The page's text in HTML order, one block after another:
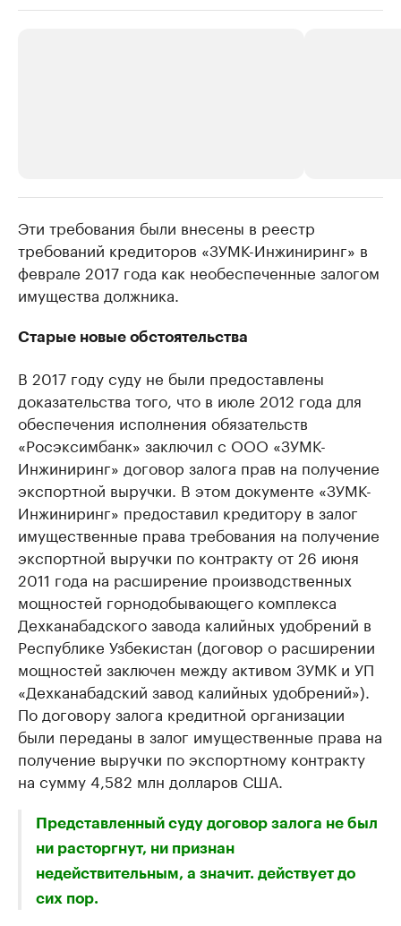
РБК Компании
Крупнейшие производители и
продавцы медийной продукции
Ознакомьтесь с информацией в каталоге
Страховые
Эти требования были внесены в реестр
требований кредиторов «ЗУМК-Инжиниринг»​ в
феврале 2017 года как необеспеченные залогом
имущества должника.
Старые новые обстоятельства
В 2017 году суду не были предоставлены
доказательства того, что в июле 2012 года для
обеспечения исполнения обязательств
«Росэксимбанк» заключил с ООО «ЗУМК-
Инжиниринг» договор залога прав на получение
экспортной выручки. В этом документе «ЗУМК-
Инжиниринг» предоставил кредитору в залог
имущественные права требования на получение
экспортной выручки по контракту от 26 июня
2011 года на расширение производственных
мощностей горнодобывающего комплекса
Дехканабадского завода калийных удобрений в
Республике Узбекистан (договор о расширении
мощностей заключен между активом ЗУМК и УП
«Дехканабадский завод калийных удобрений»).
По договору залога кредитной организации
были переданы в залог имущественные права на
получение выручки по экспортному контракту
на сумму 4,582 млн долларов США.
Представленный суду договор залога не был
ни расторгнут, ни признан
недействительным, а значит. действует до
сих пор.